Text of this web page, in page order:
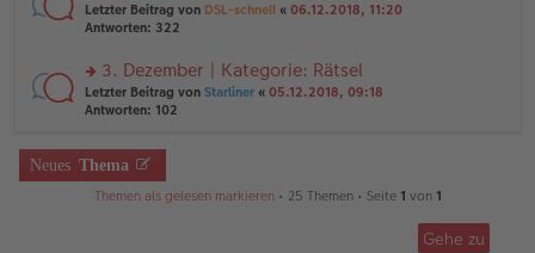
a
g
n
er
tr
a
g
g
el
e
n
er
tr
a
rs
te
n
g
el
e
n
er
Letzter Beitrag von DSL-schnell « 06.12.2018, 11:20
Antworten: 322
rs
te
n
g
3. Dezember | Kategorie: Rätsel
Letzter Beitrag von Starliner « 05.12.2018, 09:18
Antworten: 102
Neues Thema
Themen als gelesen markieren• 25 Themen • Seite 1 von 1
Gehe zu